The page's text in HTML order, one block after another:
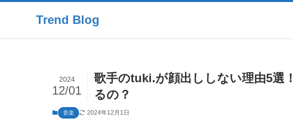
Trend Blog
歌手のtuki.が顔出ししない理由5選
るの？
2024
12/01
音楽 2024年12月1日